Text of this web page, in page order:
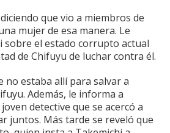
que vio a miembros de
mujer de esa manera. Le
sobre el estado corrupto actual
de Chifuyu de luchar contra él.
no estaba allí para salvar a
Además, le informa a
detective que se acercó a
juntos. Más tarde se reveló que